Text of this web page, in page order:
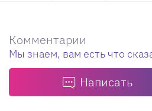
Комментарии
Мы знаем, вам есть что
Написать